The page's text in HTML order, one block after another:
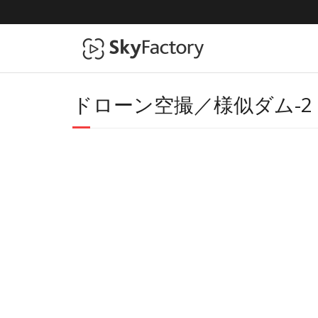
ドローン空撮／様似ダム-